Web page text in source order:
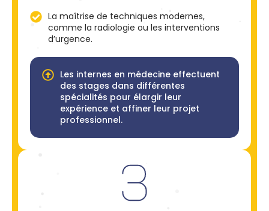
La maîtrise de techniques modernes,
comme la radiologie ou les interventions
d’urgence.
Les internes en médecine effectuent
des stages dans différentes
spécialités pour élargir leur
expérience et affiner leur projet
professionnel.